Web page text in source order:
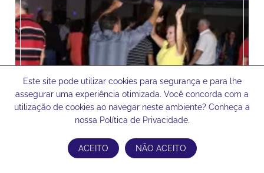
Este site pode utilizar cookies para segurança e para lhe
assegurar uma experiência otimizada. Você concorda com a
utilização de cookies ao navegar neste ambiente? Conheça a
nossa Política de Privacidade.
ACEITO NÃO ACEITO